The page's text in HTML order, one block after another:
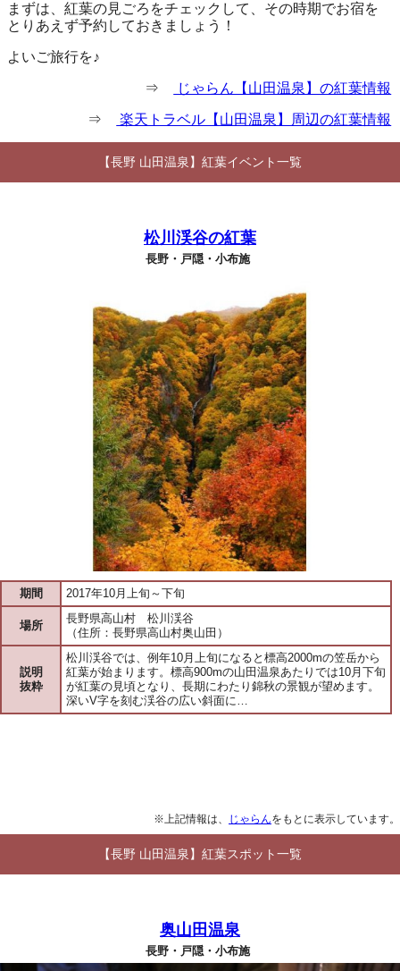
まずは、紅葉の見ごろをチェックして、その時期でお宿を
とりあえず予約しておきましょう！
よいご旅行を♪
⇒ じゃらん【山田温泉】の紅葉情報
⇒ 楽天トラベル【山田温泉】周辺の紅葉情報
【長野 山田温泉】紅葉イベント一覧
松川渓谷の紅葉
長野・戸隠・小布施
期間 2017年10月上旬～下旬
場所
長野県高山村 松川渓谷
（住所：長野県高山村奥山田）
説明
抜粋
松川渓谷では、例年10月上旬になると標高2000mの笠岳から
紅葉が始まります。標高900mの山田温泉あたりでは10月下旬
が紅葉の見頃となり、長期にわたり錦秋の景観が望めます。
深いV字を刻む渓谷の広い斜面に…
※上記情報は、 じゃらんをもとに表示しています。
【長野 山田温泉】紅葉スポット一覧
奥山田温泉
長野・戸隠・小布施